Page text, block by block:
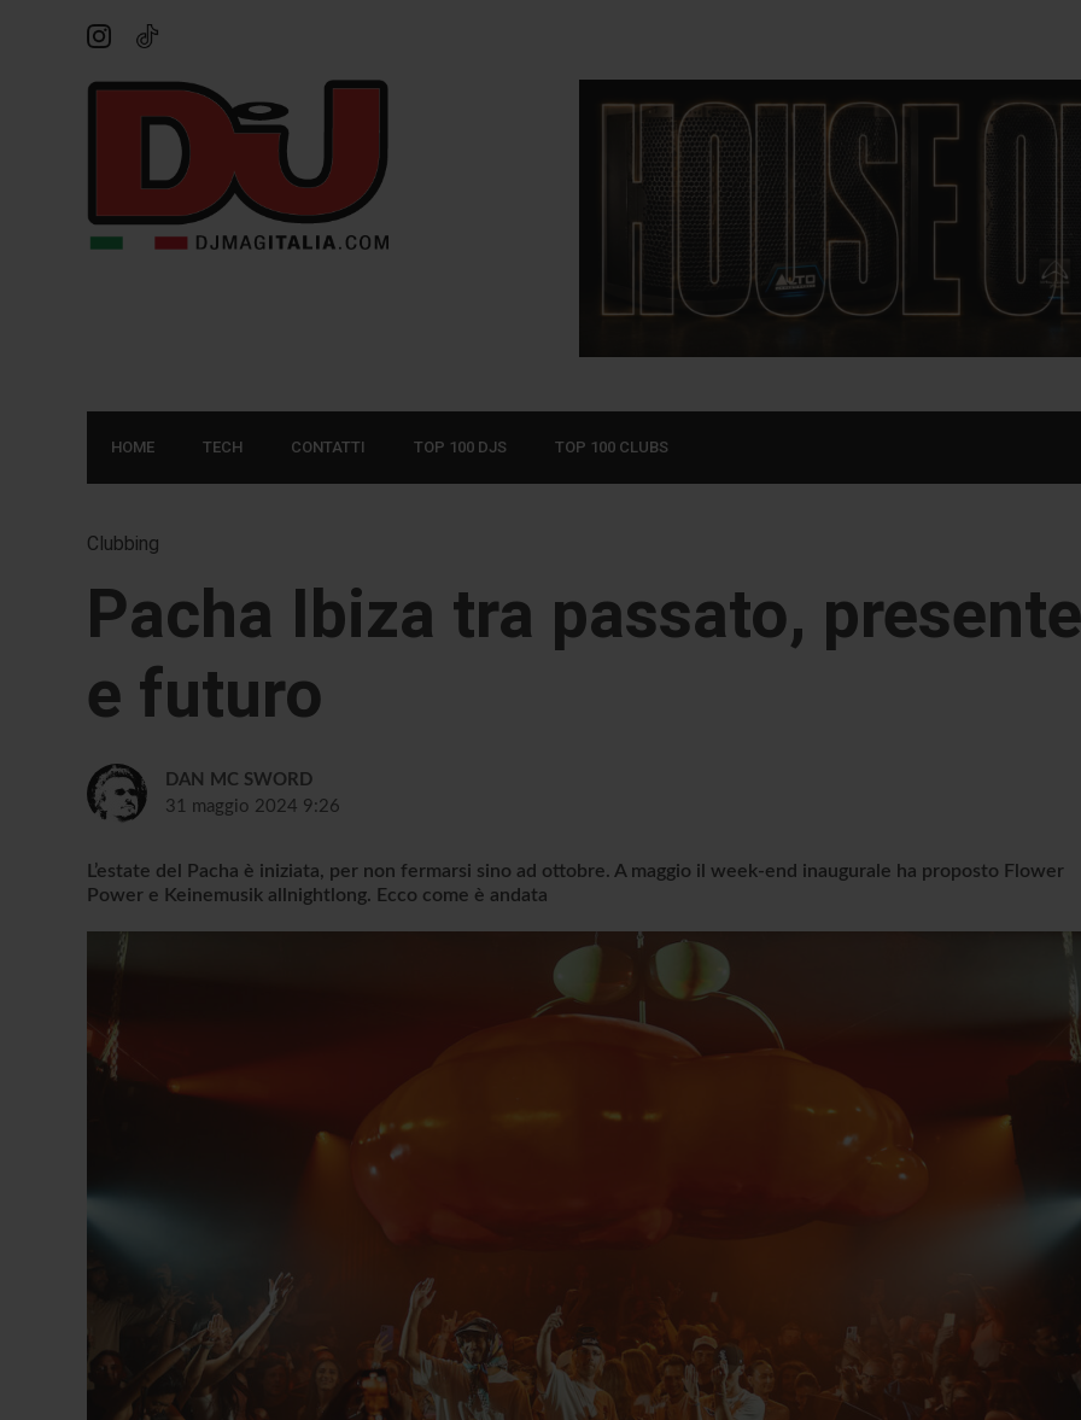
HOME TECH CONTATTI TOP 100 DJS TOP 100 CLUBS
Clubbing
Pacha Ibiza tra passato, presente
e futuro
DAN MC SWORD
31 maggio 2024 9:26
L’estate del Pacha è iniziata, per non fermarsi sino ad ottobre. A maggio il week-end inaugurale ha proposto Flower
Power e Keinemusik allnightlong. Ecco come è andata